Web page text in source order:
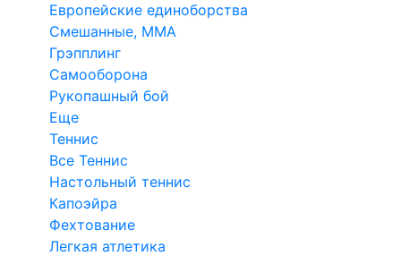
Европейские единоборства
Смешанные, ММА
Грэпплинг
Самооборона
Рукопашный бой
Еще
Теннис
Все Теннис
Настольный теннис
Капоэйра
Фехтование
Легкая атлетика